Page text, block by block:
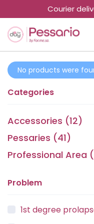
Courier
Categories
Accessories (12)
Pessaries (41)
Professional Area
Problem
1st degree
No products were